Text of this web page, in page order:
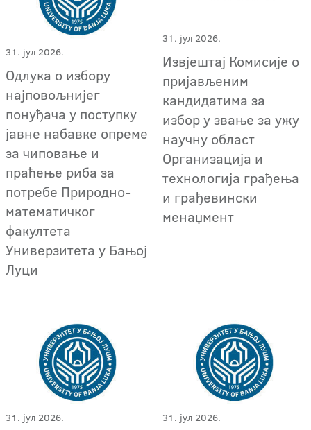
31. јул 2026.
Одлука о избору
најповољнијег
понуђача у поступку
јавне набавке опреме
за чиповање и
праћење риба за
потребе Природно-
математичког
факултета
Универзитета у Бањој
Луци
31. јул 2026.
Извјештај Комисије о
пријављеним
кандидатима за
избор у звање за ужу
научну област
Организација и
технологија грађења
и грађевински
менаџмент
31. јул 2026. 31. јул 2026.